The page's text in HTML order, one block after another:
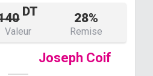
DT 28%
Valeur Remise
Joseph Coif